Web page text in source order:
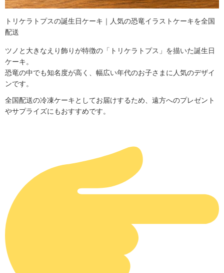
トリケラトプスの誕生日ケーキ｜人気の恐竜イラストケーキを全国
配送
ツノと大きなえり飾りが特徴の「トリケラトプス」を描いた誕生日
ケーキ。
恐竜の中でも知名度が高く、幅広い年代のお子さまに人気のデザイ
ンです。
全国配送の冷凍ケーキとしてお届けするため、遠方へのプレゼント
やサプライズにもおすすめです。